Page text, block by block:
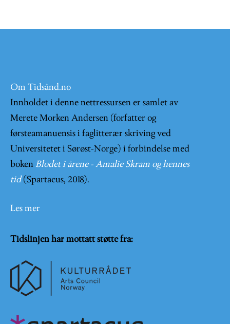
Om Tidsånd.no
Innholdet i denne nettressursen er samlet av
Merete Morken Andersen (forfatter og
førsteamanuensis i faglitterær skriving ved
Universitetet i Sørøst-Norge) i forbindelse med
boken Blodet i årene - Amalie Skram og hennes
tid (Spartacus, 2018).
Les mer
Tidslinjen har mottatt støtte fra: